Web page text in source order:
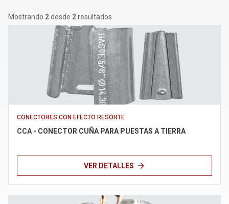
Esparrow_drop_down
Política de privacidad
Términos de uso
Mostrando 2desde 2resultados
CONECTORES CON EFECTO RESORTE
CCA - CONECTOR CUÑA PARA PUESTAS A TIERRA
VER DETALLES arrow_forward